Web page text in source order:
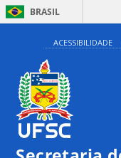
BRASIL
ACESSIBILIDADE